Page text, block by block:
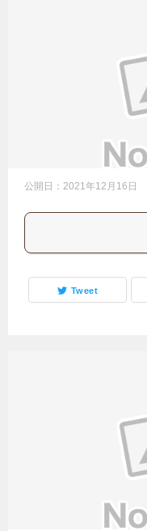
公開日： 2021年12月16日
Tweet